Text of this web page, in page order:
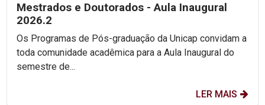
Mestrados e Doutorados - Aula Inaugural
2026.2
Os Programas de Pós-graduação da Unicap convidam a
toda comunidade acadêmica para a Aula Inaugural do
semestre de...
LER MAIS